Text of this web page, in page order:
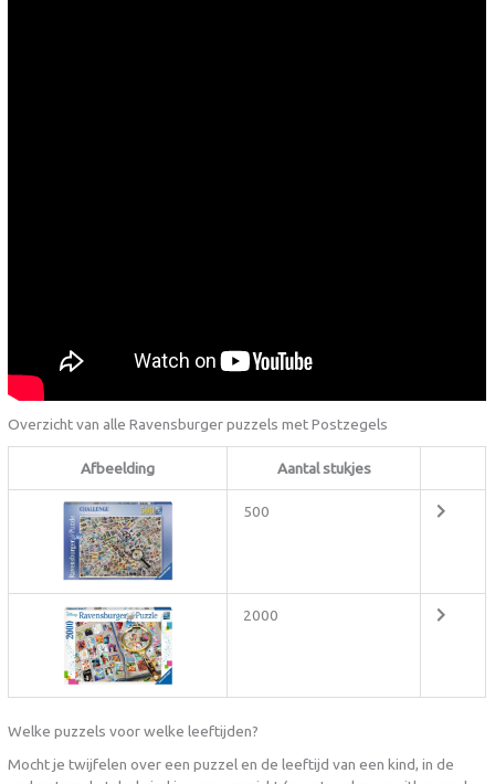
Overzicht van alle Ravensburger puzzels met Postzegels
Afbeelding Aantal stukjes
500
2000
Welke puzzels voor welke leeftijden?
Mocht je twijfelen over een puzzel en de leeftijd van een kind, in de